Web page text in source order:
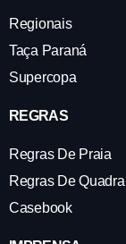
Regionais
Taça Paraná
Supercopa
REGRAS
Regras De Praia
Regras De Quadra
Casebook